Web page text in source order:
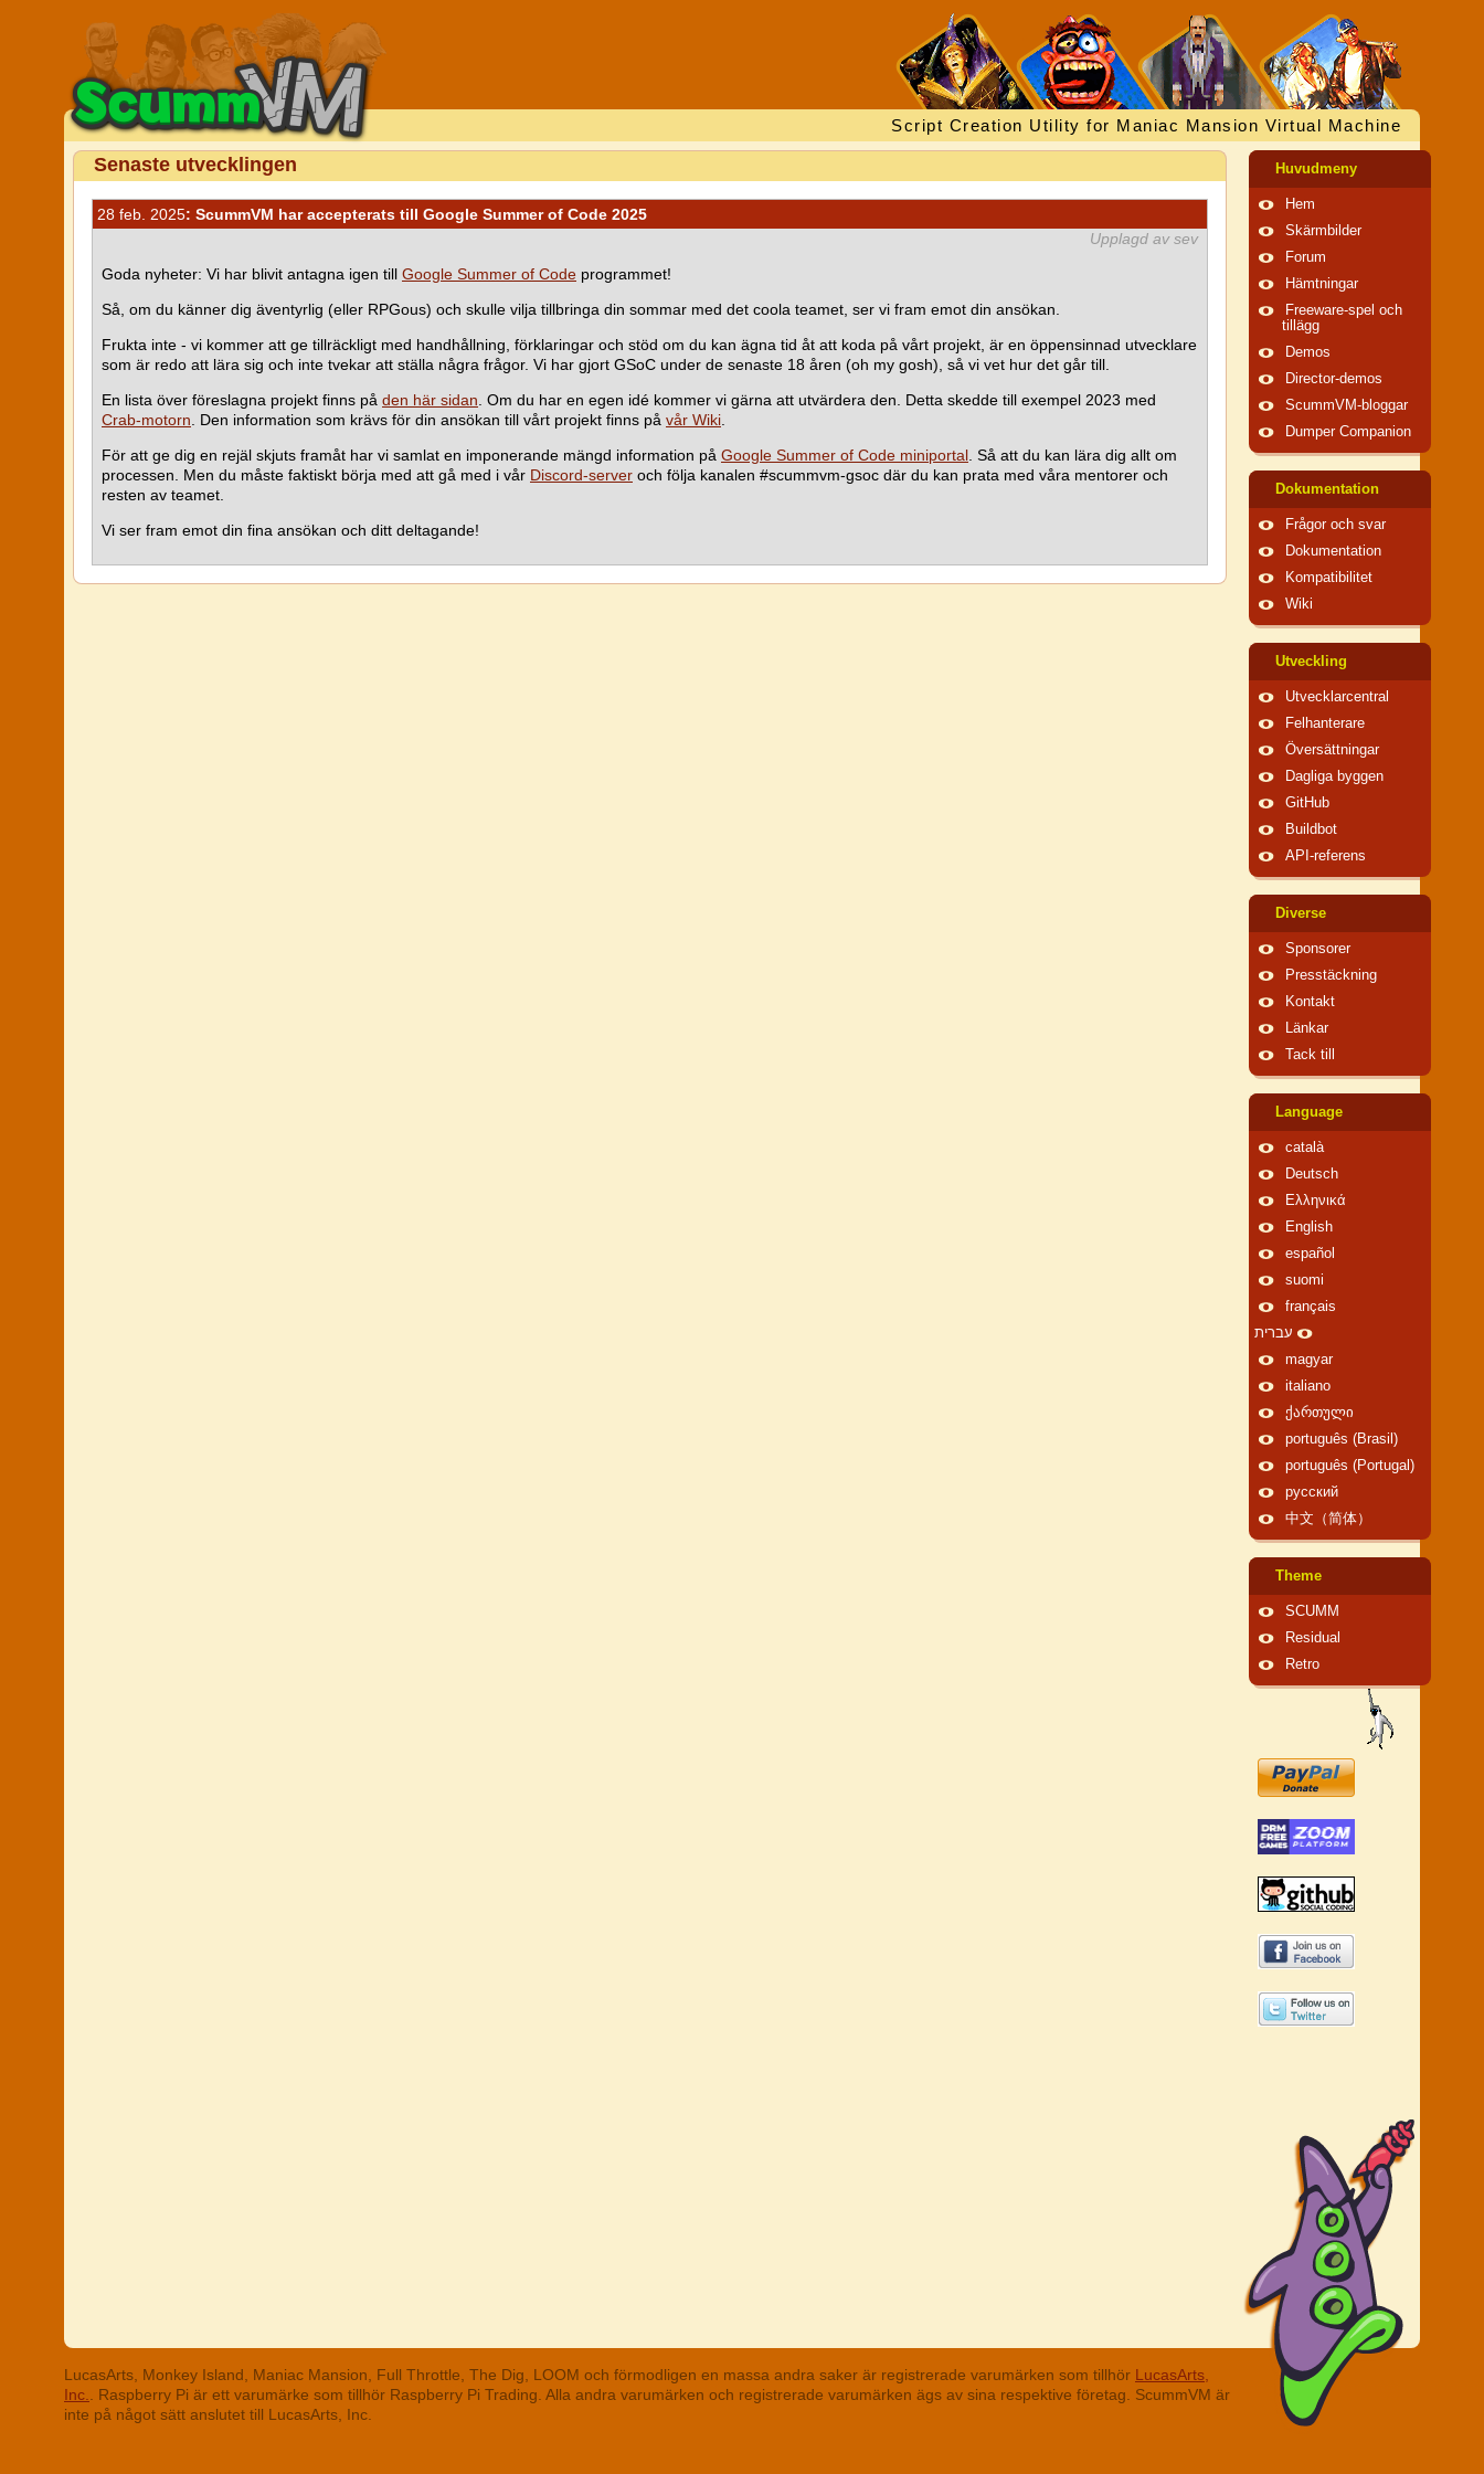
Script Creation Utility for Maniac Mansion Virtual Machine
Senaste utvecklingen
28 feb. 2025: ScummVM har accepterats till Google Summer of Code 2025
Upplagd av sev
Goda nyheter: Vi har blivit antagna igen till Google Summer of Code programmet!
Så, om du känner dig äventyrlig (eller RPGous) och skulle vilja tillbringa din sommar med det coola teamet, ser vi fram emot din ansökan.
Frukta inte - vi kommer att ge tillräckligt med handhållning, förklaringar och stöd om du kan ägna tid åt att koda på vårt projekt, är en öppensinnad utvecklare
som är redo att lära sig och inte tvekar att ställa några frågor. Vi har gjort GSoC under de senaste 18 åren (oh my gosh), så vi vet hur det går till.
En lista över föreslagna projekt finns på den här sidan . Om du har en egen idé kommer vi gärna att utvärdera den. Detta skedde till exempel 2023 med
Crab-motorn . Den information som krävs för din ansökan till vårt projekt finns på vår Wiki
För att ge dig en rejäl skjuts framåt har vi samlat en imponerande mängd information på Google Summer of Code miniportal . Så att du kan lära dig allt om
processen. Men du måste faktiskt börja med att gå med i vår Discord-server och följa kanalen #scummvm-gsoc där du kan prata med våra mentorer och
resten av teamet.
Vi ser fram emot din fina ansökan och ditt deltagande!
Huvudmeny
Hem
Skärmbilder
Forum
Hämtningar
Freeware-spel och
tillägg
Demos
Director-demos
ScummVM-bloggar
Dumper Companion
Dokumentation
Frågor och svar
Dokumentation
Kompatibilitet
Wiki
Utveckling
Utvecklarcentral
Felhanterare
Översättningar
Dagliga byggen
GitHub
Buildbot
API-referens
Diverse
Sponsorer
Presstäckning
Kontakt
Länkar
Tack till
Language
català
Deutsch
Ελληνικά
English
español
suomi
français
עברית
magyar
italiano
ქართული
português (Brasil)
português (Portugal)
русский
中文（简体）
Theme
SCUMM
Residual
Retro
LucasArts, Monkey Island, Maniac Mansion, Full Throttle, The Dig, LOOM och förmodligen en massa andra saker är registrerade varumärken som tillhör LucasArts,
Inc.
. Raspberry Pi är ett varumärke som tillhör Raspberry Pi Trading. Alla andra varumärken och registrerade varumärken ägs av sina respektive företag. ScummVM är
inte på något sätt anslutet till LucasArts, Inc.